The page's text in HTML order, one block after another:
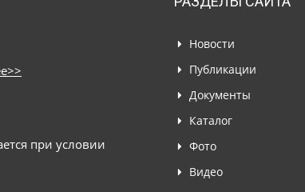
при условии
Новости
Публикации
Документы
Каталог
Фото
Видео